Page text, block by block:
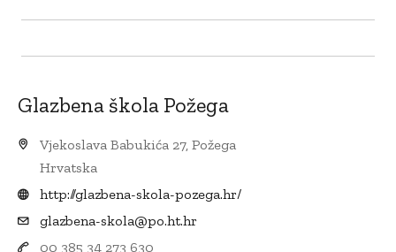
Glazbena škola Požega
Vjekoslava Babukića 27, Požega
Hrvatska
http://glazbena-skola-pozega.hr/
glazbena-skola@po.ht.hr
00 385 34 273 630